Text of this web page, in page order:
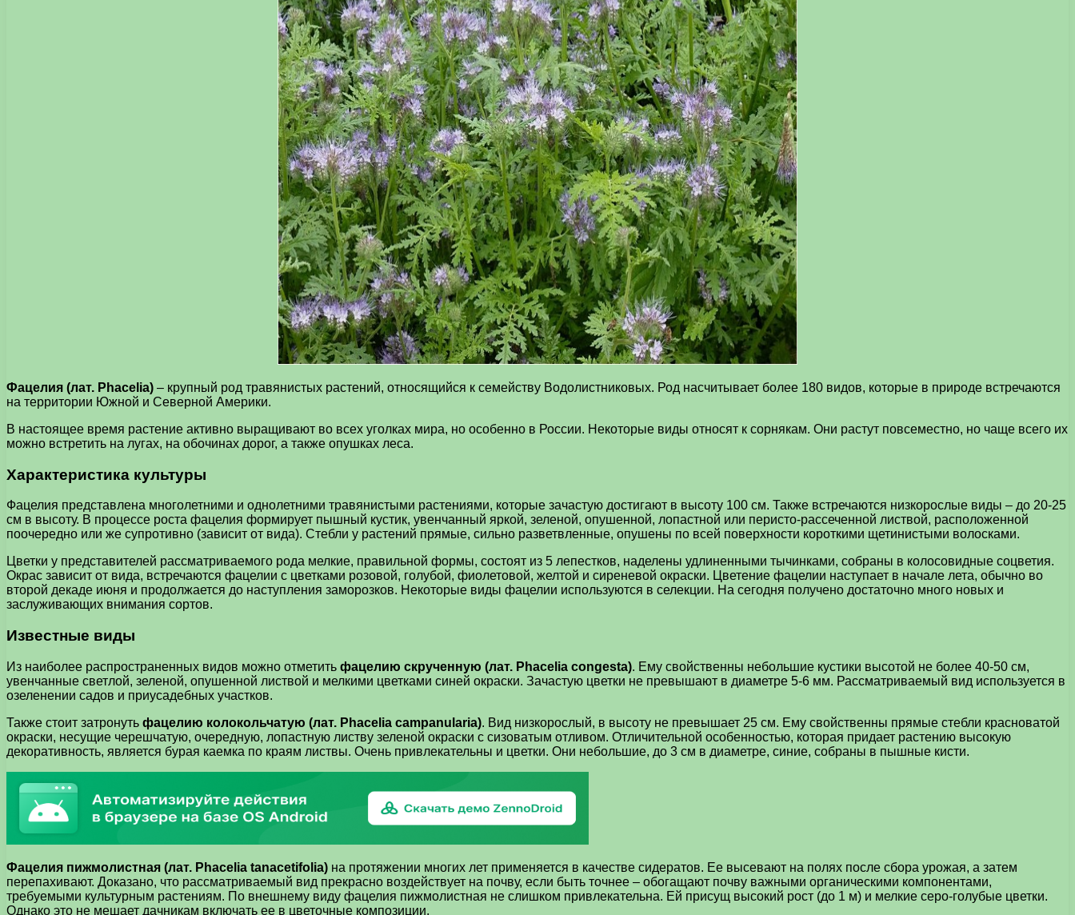
Фацелия (лат. Phacelia) – крупный род травянистых растений, относящийся к семейству Водолистниковых. Род насчитывает более 180 видов, которые в природе встречаются
на территории Южной и Северной Америки.
В настоящее время растение активно выращивают во всех уголках мира, но особенно в России. Некоторые виды относят к сорнякам. Они растут повсеместно, но чаще всего их
можно встретить на лугах, на обочинах дорог, а также опушках леса.
Характеристика культуры
Фацелия представлена многолетними и однолетними травянистыми растениями, которые зачастую достигают в высоту 100 см. Также встречаются низкорослые виды – до 20-25
см в высоту. В процессе роста фацелия формирует пышный кустик, увенчанный яркой, зеленой, опушенной, лопастной или перисто-рассеченной листвой, расположенной
поочередно или же супротивно (зависит от вида). Стебли у растений прямые, сильно разветвленные, опушены по всей поверхности короткими щетинистыми волосками.
Цветки у представителей рассматриваемого рода мелкие, правильной формы, состоят из 5 лепестков, наделены удлиненными тычинками, собраны в колосовидные соцветия.
Окрас зависит от вида, встречаются фацелии с цветками розовой, голубой, фиолетовой, желтой и сиреневой окраски. Цветение фацелии наступает в начале лета, обычно во
второй декаде июня и продолжается до наступления заморозков. Некоторые виды фацелии используются в селекции. На сегодня получено достаточно много новых и
заслуживающих внимания сортов.
Известные виды
Из наиболее распространенных видов можно отметить фацелию скрученную (лат. Phacelia congesta). Ему свойственны небольшие кустики высотой не более 40-50 см,
увенчанные светлой, зеленой, опушенной листвой и мелкими цветками синей окраски. Зачастую цветки не превышают в диаметре 5-6 мм. Рассматриваемый вид используется в
озеленении садов и приусадебных участков.
Также стоит затронуть фацелию колокольчатую (лат. Phacelia campanularia). Вид низкорослый, в высоту не превышает 25 см. Ему свойственны прямые стебли красноватой
окраски, несущие черешчатую, очередную, лопастную листву зеленой окраски с сизоватым отливом. Отличительной особенностью, которая придает растению высокую
декоративность, является бурая каемка по краям листвы. Очень привлекательны и цветки. Они небольшие, до 3 см в диаметре, синие, собраны в пышные кисти.
Фацелия пижмолистная (лат. Phacelia tanacetifolia) на протяжении многих лет применяется в качестве сидератов. Ее высевают на полях после сбора урожая, а затем
перепахивают. Доказано, что рассматриваемый вид прекрасно воздействует на почву, если быть точнее – обогащают почву важными органическими компонентами,
требуемыми культурным растениям. По внешнему виду фацелия пижмолистная не слишком привлекательна. Ей присущ высокий рост (до 1 м) и мелкие серо-голубые цветки.
Однако это не мешает дачникам включать ее в цветочные композиции.